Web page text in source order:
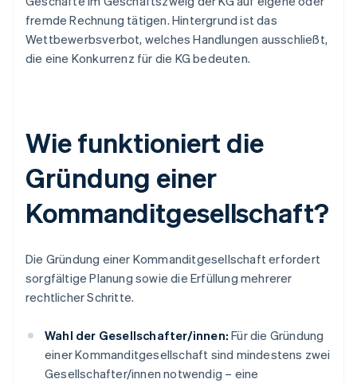
fremde Rechnung tätigen. Hintergrund ist das
Wettbewerbsverbot, welches Handlungen ausschließt,
die eine Konkurrenz für die KG bedeuten.
Wie funktioniert die
Gründung einer
Kommanditgesellschaft?
Die Gründung einer Kommanditgesellschaft erfordert
sorgfältige Planung sowie die Erfüllung mehrerer
rechtlicher Schritte.
Wahl der Gesellschafter/innen: Für die Gründung
einer Kommanditgesellschaft sind mindestens zwei
Gesellschafter/innen notwendig – eine